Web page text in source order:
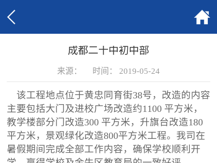
成都二十中初中部
来源： 时间： 2019-05-24
该工程地点位于黄忠同育街38号，改造的内容
主要包括大门及进校广场改造约1100 平方米，
教学楼部分门改造300 平方米，升旗台改造180
平方米，景观绿化改造800平方米工程。我司在
暑假期间完成全部工作内容，确保学校顺利开